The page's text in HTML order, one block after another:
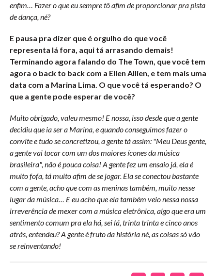
enfim… Fazer o que eu sempre tô afim de proporcionar pra pista
de dança, né?
E pausa pra dizer que é orgulho do que você
representa lá fora, aqui tá arrasando demais!
Terminando agora falando do The Town, que você tem
agora o back to back com a Ellen Allien, e tem mais uma
data com a Marina Lima. O que você tá esperando? O
que a gente pode esperar de você?
Muito obrigado, valeu mesmo! E nossa, isso desde que a gente
decidiu que ia ser a Marina, e quando conseguimos fazer o
convite e tudo se concretizou, a gente tá assim: "Meu Deus gente,
a gente vai tocar com um dos maiores ícones da música
brasileira", não é pouca coisa! A gente fez um ensaio já, ela é
muito fofa, tá muito afim de se jogar. Ela se conectou bastante
com a gente, acho que com as meninas também, muito nesse
lugar da música… E eu acho que ela também veio nessa nossa
irreverência de mexer com a música eletrônica, algo que era um
sentimento comum pra ela há, sei lá, trinta trinta e cinco anos
atrás, entendeu? A gente é fruto da história né, as coisas só vão
se reinventando!